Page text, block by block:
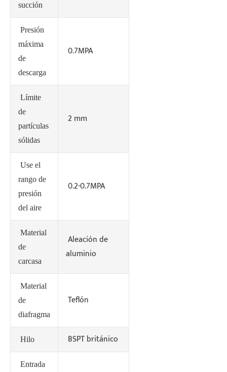
succión
Presión
máxima
de
descarga
0.7MPA
Límite
de
partículas
sólidas
2 mm
Use el
rango de
presión
del aire
0.2-0.7MPA
Material
de
carcasa
Aleación de
aluminio
Material
de
diafragma
Teflón
Hilo BSPT británico
Entrada